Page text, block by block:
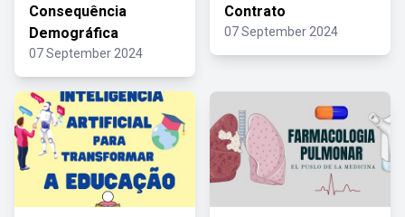
Consequência
Demográfica
07 September 2024
Contrato
07 September 2024